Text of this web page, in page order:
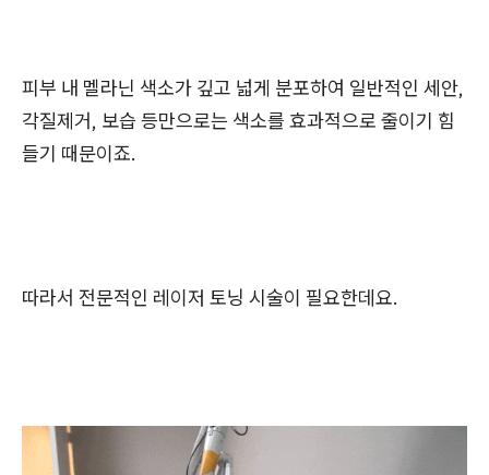
피부 내 멜라닌 색소가 깊고 넓게 분포하여 일반적인 세안,
각질제거, 보습 등만으로는 색소를 효과적으로 줄이기 힘
들기 때문이죠.
따라서 전문적인 레이저 토닝 시술이 필요한데요.